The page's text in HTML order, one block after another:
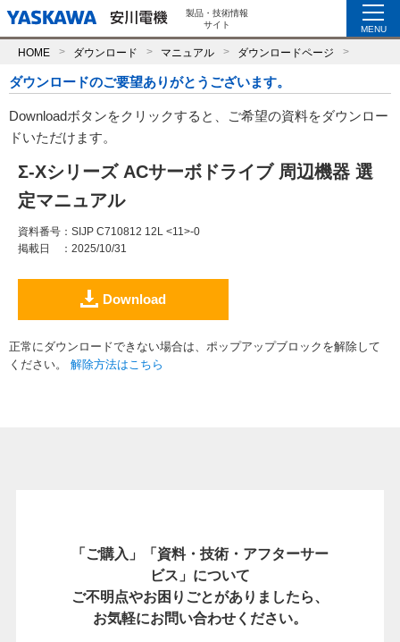
製品・技術情報
サイト
MENU
HOME ダウンロード マニュアル ダウンロードページ
ダウンロードのご要望ありがとうございます。
Downloadボタンをクリックすると、ご希望の資料をダウンロー
ドいただけます。
Σ-Xシリーズ ACサーボドライブ 周辺機器 選
定マニュアル
資料番号 ：SIJP C710812 12L <11>-0
掲載日
：2025/10/31
Download
正常にダウンロードできない場合は、ポップアップブロックを解除して
ください。 解除方法はこちら
「ご購入」「資料・技術・アフターサー
ビス」について
ご不明点やお困りごとがありましたら、
お気軽にお問い合わせください。